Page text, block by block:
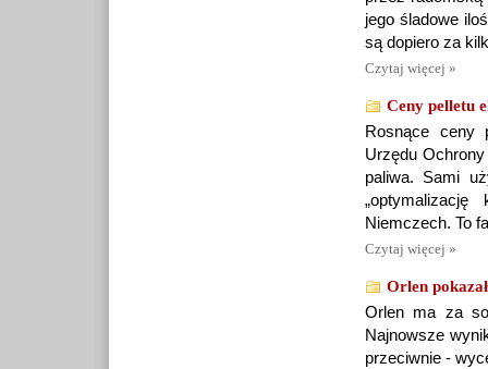
jego śladowe
są dopiero za
Czytaj więcej »
Ceny pelletu
Rosnące ceny
Urzędu
paliwa. Sami
Niemczech. To
Czytaj więcej »
Orlen
Orlen ma za
Najnowsze
przeciwnie -